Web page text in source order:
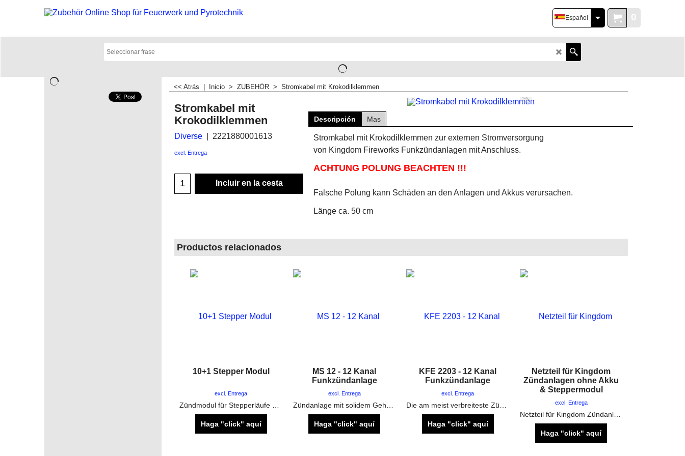
0
Español
<< Atrás Inicio > ZUBEHÖR > Stromkabel mit Krokodilklemmen
Stromkabel mit
Krokodilklemmen
Diverse 2221880001613
excl. Entrega
Incluir en la cesta
Descripción Mas
Stromkabel mit Krokodilklemmen zur externen Stromversorgung
von Kingdom Fireworks Funkzündanlagen mit Anschluss.
ACHTUNG POLUNG BEACHTEN !!!
Falsche Polung kann Schäden an den Anlagen und Akkus verursachen.
Länge ca. 50 cm
Productos relacionados
10+1 Stepper Modul
excl. Entrega
Haga "click" aquí
MS 12 - 12 Kanal
Funkzündanlage
excl. Entrega
Haga "click" aquí
KFE 2203 - 12 Kanal
Funkzündanlage
excl. Entrega
Haga "click" aquí
Netzteil für Kingdom
Zündanlagen ohne Akku
& Steppermodul
excl. Entrega
Netzteil für Kingdom Zündanlagen ohne Akku & Steppermodul
Haga "click" aquí